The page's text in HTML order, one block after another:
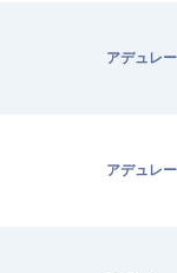
アデュレ
アデュレ